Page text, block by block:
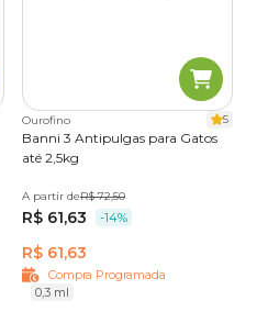
Ourofino 5
Banni 3 Antipulgas para Gatos
até 2,5kg
A partir deR$ 72,50
R$ 61,63 -14%
R$ 61,63
Compra Programada
0,3 ml